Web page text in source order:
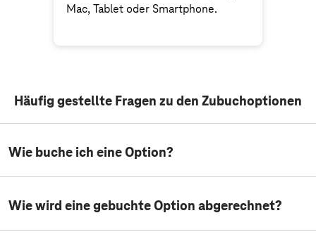
Mac, Tablet oder Smartphone.
Häufig gestellte Fragen zu den Zubuchoptionen
Wie buche ich eine Option?
Die Buchung einer Option erfolgt schnell und einfach über
Wie wird eine gebuchte Option abgerechnet?